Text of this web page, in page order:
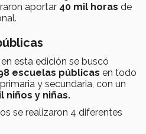
aportar 40 mil horas de
en esta edición se buscó
escuelas públicas en todo
y secundaria, con un
niños y niñas.
se realizaron 4 diferentes